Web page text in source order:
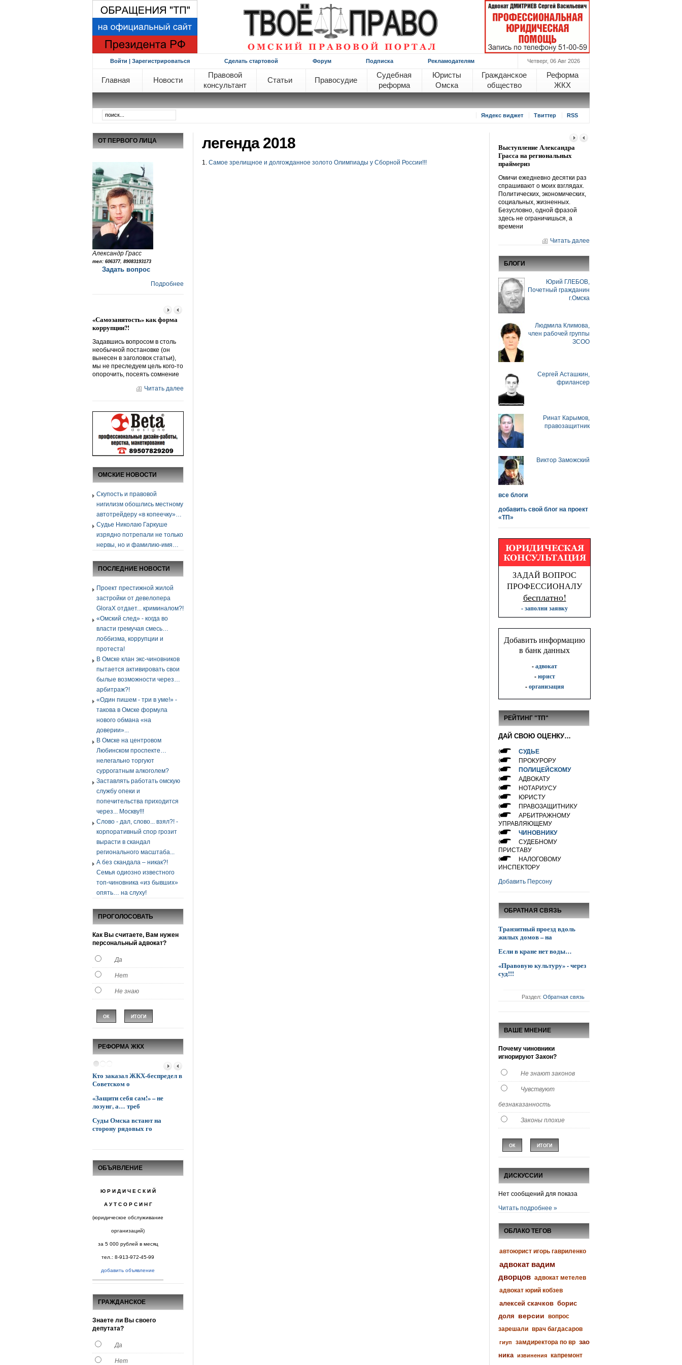
Войти | Зарегистрироваться Сделать стартовой Форум Подписка Рекламодателям Четверг, 06 Авг 2026
Главная Новости
Правовой
консультант
Статьи Правосудие
Судебная
реформа
Юристы
Омска
Гражданское
общество
Реформа
ЖКХ
Яндекс виджет Твиттер RSS
ОТ ПЕРВОГО ЛИЦА
Александр Грасс
тел: 606377, 89083193173
Задать вопрос
Подробнее
«Самозанятость» как форма
коррупции?!
Задавшись вопросом в столь
необычной постановке (он
вынесен в заголовок статьи),
мы не преследуем цель кого-то
опорочить, посеять сомнение
Читать далее
ОМСКИЕ НОВОСТИ
Скупость и правовой
нигилизм обошлись местному
автотрейдеру «в копеечку»…
Судье Николаю Гаркуше
изрядно потрепали не только
нервы, но и фамилию-имя…
ПОСЛЕДНИЕ НОВОСТИ
Проект престижной жилой
застройки от девелопера
GloraХ отдает... криминалом?!
«Омский след» - когда во
власти гремучая смесь…
лоббизма, коррупции и
протеста!
В Омске клан экс-чиновников
пытается активировать свои
былые возможности через…
арбитраж?!
«Один пишем - три в уме!» -
такова в Омске формула
нового обмана «на
доверии»...
В Омске на центровом
Любинском проспекте…
нелегально торгуют
суррогатным алкоголем?
Заставлять работать омскую
службу опеки и
попечительства приходится
через... Москву!!!
Слово - дал, слово... взял?! -
корпоративный спор грозит
вырасти в скандал
регионального масштаба...
А без скандала – никак?!
Семья одиозно известного
топ-чиновника «из бывших»
опять… на слуху!
ПРОГОЛОСОВАТЬ
Как Вы считаете, Вам нужен
персональный адвокат?
Да
Нет
Не знаю
РЕФОРМА ЖКХ
Кто заказал ЖКХ-беспредел в
Советском о
«Защити себя сам!» – не
лозунг, а… треб
Суды Омска встают на
сторону рядовых го
ОБЪЯВЛЕНИЕ
Ю Р И Д И Ч Е С К И Й
А У Т С О Р С И Н Г
(юридическое обслуживание
организаций)
за 5 000 рублей в месяц
тел.: 8-913-972-45-99
добавить объявление
ГРАЖДАНСКОЕ
ОБЩЕСТВО
Знаете ли Вы своего
депутата?
Да
Нет
легенда 2018
1. Самое зрелищное и долгожданное золото Олимпиады у Сборной России!!!
Выступление Александра
Грасса на региональных
праймериз
Омичи ежедневно десятки раз
спрашивают о моих взглядах.
Политических, экономических,
социальных, жизненных.
Безусловно, одной фразой
здесь не ограничишься, а
времени
Читать далее
БЛОГИ
Юрий ГЛЕБОВ,
Почетный гражданин
г.Омска
Людмила Климова,
член рабочей группы
ЗСОО
Сергей Асташкин,
фрилансер
Ринат Карымов,
правозащитник
Виктор Заможский
все блоги
добавить свой блог на проект
«ТП»
ЗАДАЙ ВОПРОС
ПРОФЕССИОНАЛУ
бесплатно!
- заполни заявку
Добавить информацию
в банк данных
-адвокат
-юрист
-организация
РЕЙТИНГ "ТП"
ДАЙ СВОЮ ОЦЕНКУ…
СУДЬЕ
ПРОКУРОРУ
ПОЛИЦЕЙСКОМУ
АДВОКАТУ
НОТАРИУСУ
ЮРИСТУ
ПРАВОЗАЩИТНИКУ
АРБИТРАЖНОМУ
УПРАВЛЯЮЩЕМУ
ЧИНОВНИКУ
СУДЕБНОМУ
ПРИСТАВУ
НАЛОГОВОМУ
ИНСПЕКТОРУ
Добавить Персону
ОБРАТНАЯ СВЯЗЬ
Транзитный проезд вдоль
жилых домов – на
Если в кране нет воды…
«Правовую культуру» - через
суд!!!
Раздел: Обратная связь
ВАШЕ МНЕНИЕ
Почему чиновники
игнорируют Закон?
Не знают законов
Чувствуют
безнаказанность
Законы плохие
ДИСКУССИИ
Нет сообщений для показа
Читать подробнее »
ОБЛАКО ТЕГОВ
автоюрист игорь гавриленко
адвокат вадим
дворцов адвокат метелев
адвокат юрий кобзев
алексей скачков борис
доля версии вопрос
зарешали врач багдасаров
гиуп замдиректора по вр зао
ника извинения капремонт